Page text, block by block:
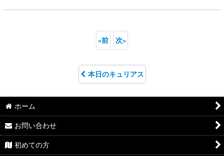
«前 次»
本日のキュリアス
ホーム
お問い合わせ
初めての方